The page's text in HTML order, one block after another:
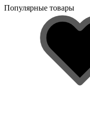
Популярные товары